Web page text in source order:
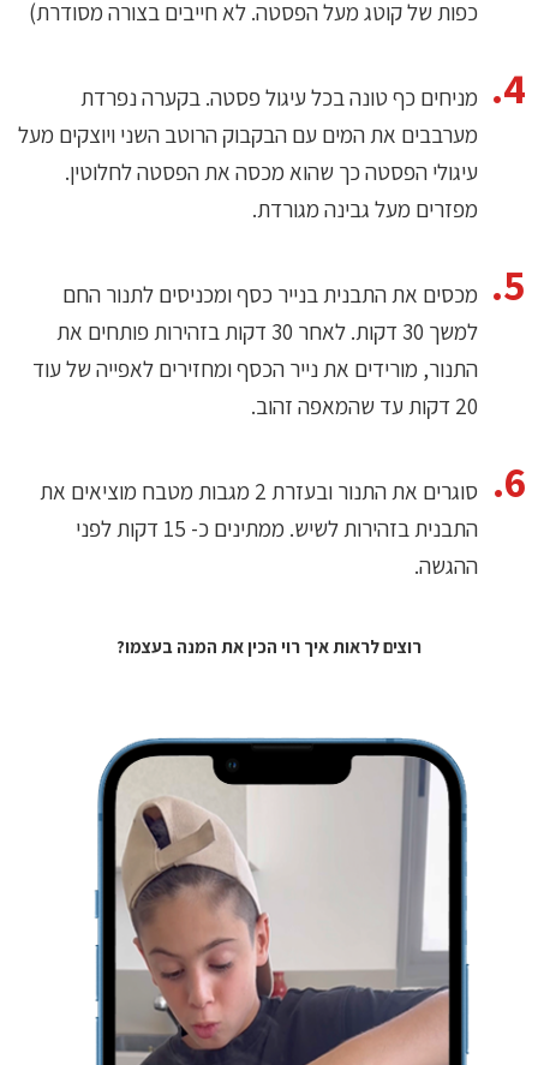
כפות של קוטג מעל הפסטה. לא חייבים בצורה מסודרת)
מניחים כף טונה בכל עיגול פסטה. בקערה נפרדת
מערבבים את המים עם הבקבוק הרוטב השני ויוצקים מעל
עיגולי הפסטה כך שהוא מכסה את הפסטה לחלוטין.
מפזרים מעל גבינה מגורדת.
מכסים את התבנית בנייר כסף ומכניסים לתנור החם
למשך 30 דקות. לאחר 30 דקות בזהירות פותחים את
התנור, מורידים את נייר הכסף ומחזירים לאפייה של עוד
20 דקות עד שהמאפה זהוב.
סוגרים את התנור ובעזרת 2 מגבות מטבח מוציאים את
התבנית בזהירות לשיש. ממתינים כ- 15 דקות לפני
ההגשה.
רוצים לראות איך רוי הכין את המנה בעצמו?